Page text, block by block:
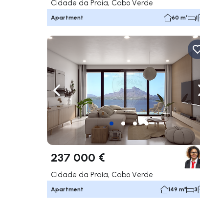
Cidade da Praia, Cabo Verde
Apartment 60 m² 1
Navigate left
237 000 €
Cidade da Praia, Cabo Verde
Apartment 149 m² 3